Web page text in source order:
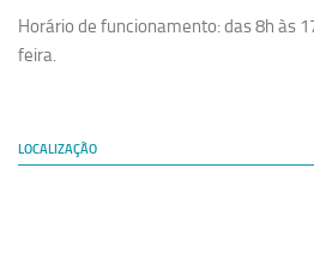
Horário de funcionamento: das 8h às
feira.
LOCALIZAÇÃO